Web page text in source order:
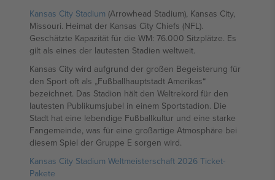
Kansas City Stadium (Arrowhead Stadium), Kansas City,
Missouri. Heimat der Kansas City Chiefs (NFL).
Geschätzte Kapazität für die WM: 76.000 Sitzplätze. Es
gilt als eines der lautesten Stadien weltweit.
Kansas City wird aufgrund der großen Begeisterung für
den Sport oft als „Fußballhauptstadt Amerikas“
bezeichnet. Das Stadion hält den Weltrekord für den
lautesten Publikumsjubel in einem Sportstadion. Die
Stadt hat eine lebendige Fußballkultur und eine starke
Fangemeinde, was für eine großartige Atmosphäre bei
diesem Spiel der Gruppe E sorgen wird.
Kansas City Stadium Weltmeisterschaft 2026 Ticket-
Pakete